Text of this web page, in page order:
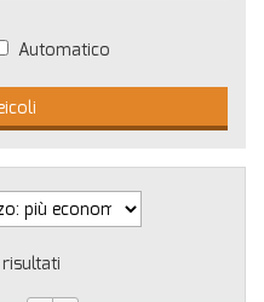
Automatico
risultati